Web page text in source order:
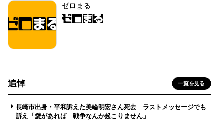
ゼロまる
追悼 一覧を見る
長崎市出身・平和訴えた美輪明宏さん死去 ラストメッセージでも
訴え「愛があれば 戦争なんか起こりません」